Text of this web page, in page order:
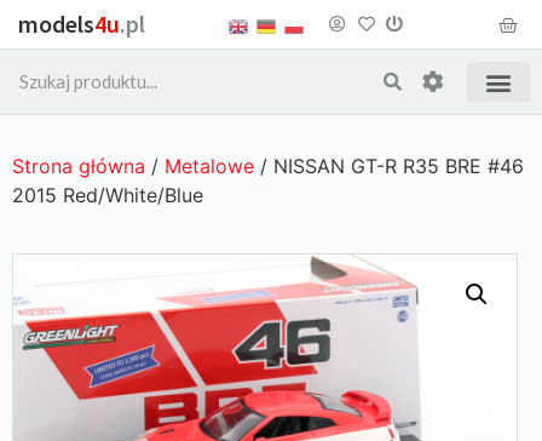
models4u.pl
Strona główna / Metalowe / NISSAN GT-R R35 BRE #46
2015 Red/White/Blue